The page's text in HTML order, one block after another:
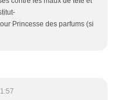
Princesse des parfums (si